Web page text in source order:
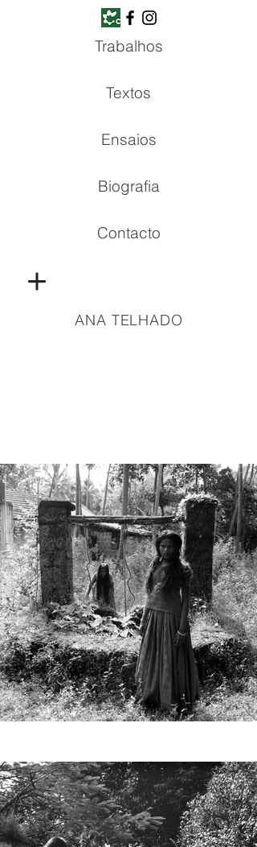
ANA TELHADO
Trabalhos
Textos
Ensaios
Biografia
Contacto